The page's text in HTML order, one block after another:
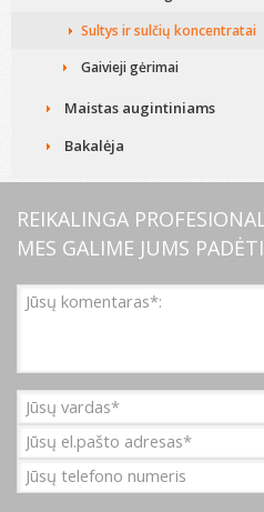
Sultys ir sulčių koncentratai
Gaivieji gėrimai
Maistas augintiniams
Bakalėja
REIKALINGA
MES GALIME JUMS